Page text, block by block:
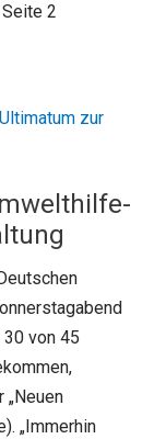
Seite 2
von 45
„Immerhin